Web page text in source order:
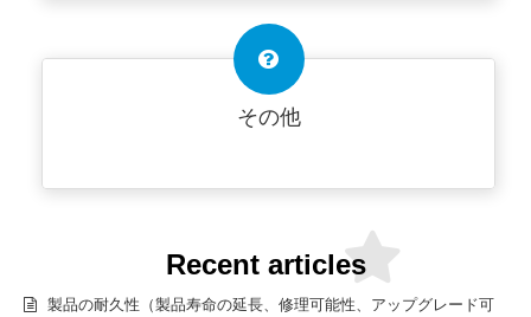
その他
Recent articles
製品の耐久性（製品寿命の延長、修理可能性、アップグレード可